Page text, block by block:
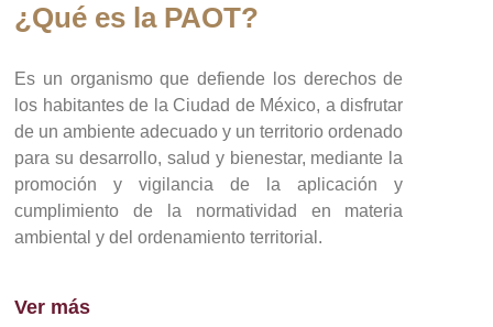
¿Qué es la PAOT?
Es un organismo que defiende los derechos de
los habitantes de la Ciudad de México, a disfrutar
de un ambiente adecuado y un territorio ordenado
para su desarrollo, salud y bienestar, mediante la
promoción y vigilancia de la aplicación y
cumplimiento de la normatividad en materia
ambiental y del ordenamiento territorial.
Ver más